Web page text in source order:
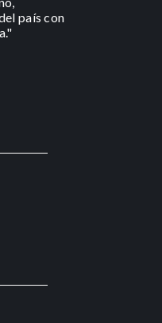
país con